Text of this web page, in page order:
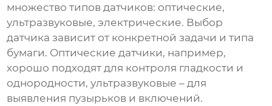
множество типов датчиков: оптические,
ультразвуковые, электрические. Выбор
датчика зависит от конкретной задачи и типа
бумаги. Оптические датчики, например,
хорошо подходят для контроля гладкости и
однородности, ультразвуковые – для
выявления пузырьков и включений.